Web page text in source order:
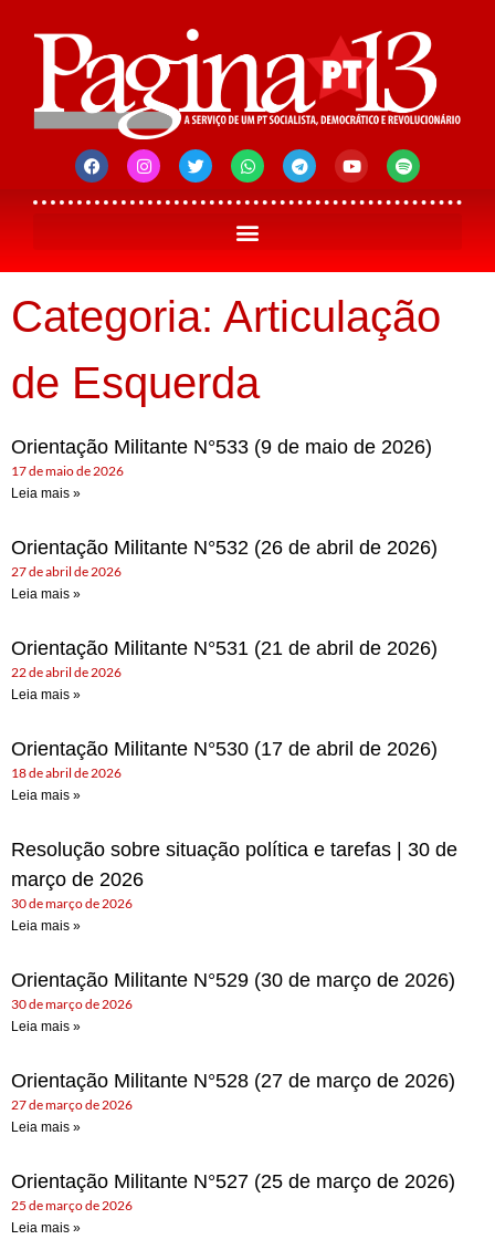
Categoria: Articulação
de Esquerda
Orientação Militante N°533 (9 de maio de 2026)
17 de maio de 2026
Leia mais »
Orientação Militante N°532 (26 de abril de 2026)
27 de abril de 2026
Leia mais »
Orientação Militante N°531 (21 de abril de 2026)
22 de abril de 2026
Leia mais »
Orientação Militante N°530 (17 de abril de 2026)
18 de abril de 2026
Leia mais »
Resolução sobre situação política e tarefas | 30 de
março de 2026
30 de março de 2026
Leia mais »
Orientação Militante N°529 (30 de março de 2026)
30 de março de 2026
Leia mais »
Orientação Militante N°528 (27 de março de 2026)
27 de março de 2026
Leia mais »
Orientação Militante N°527 (25 de março de 2026)
25 de março de 2026
Leia mais »